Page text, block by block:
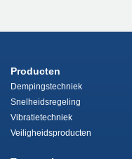
Producten
Dempingstechniek
Snelheidsregeling
Vibratietechniek
Veiligheidsproducten